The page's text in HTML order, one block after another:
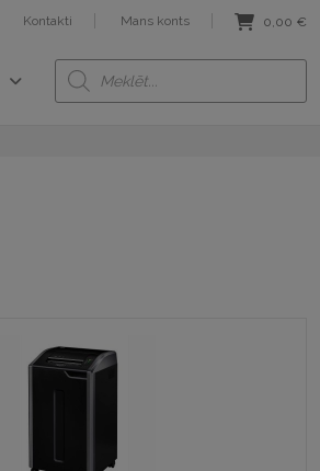
Kontakti Mans konts 0,00 €
Products
search